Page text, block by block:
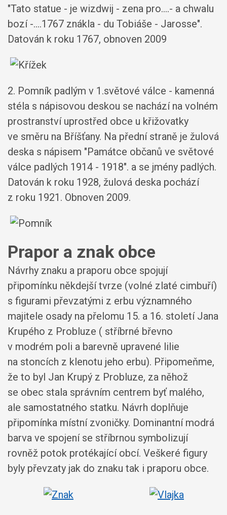
"Tato statue - je wizdwij - zena pro....- a chwalu
bozí -....1767 znákla - du Tobiáše - Jarosse".
Datován k roku 1767, obnoven 2009
2. Pomník padlým v 1.světové válce - kamenná
stéla s nápisovou deskou se nachází na volném
prostranství uprostřed obce u křižovatky
ve směru na Bříšťany. Na přední straně je žulová
deska s nápisem "Památce občanů ve světové
válce padlých 1914 - 1918". a se jmény padlých.
Datován k roku 1928, žulová deska pochází
z roku 1921. Obnoven 2009.
Prapor a znak obce
Návrhy znaku a praporu obce spojují
připomínku někdejší tvrze (volné zlaté cimbuří)
s figurami převzatými z erbu významného
majitele osady na přelomu 15. a 16. století Jana
Krupého z Probluze ( stříbrné břevno
v modrém poli a barevně upravené lilie
na stoncích z klenotu jeho erbu). Připomeňme,
že to byl Jan Krupý z Probluze, za něhož
se obec stala správním centrem byť malého,
ale samostatného statku. Návrh doplňuje
připomínka místní zvoničky. Dominantní modrá
barva ve spojení se stříbrnou symbolizují
rovněž potok protékající obcí. Veškeré figury
byly převzaty jak do znaku tak i praporu obce.